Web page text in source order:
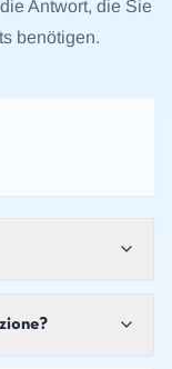
Antwort, die Sie
benötigen.